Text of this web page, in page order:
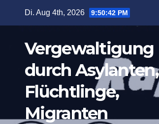
Di. Aug 4th, 2026 9:50:43 PM
Vergewaltigung
durch Asylanten,
Flüchtlinge,
Migranten